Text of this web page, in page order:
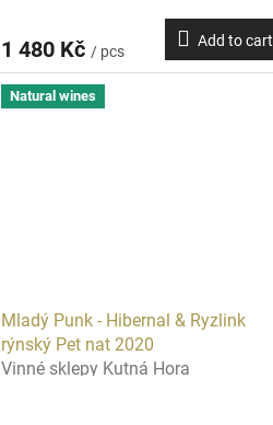
1 480 Kč / pcs
Add to cart
Natural wines
Mladý Punk - Hibernal & Ryzlink
rýnský Pet nat 2020
Vinné sklepy Kutná Hora